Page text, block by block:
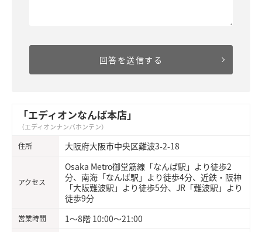
「エディオンなんば本店」
（エディオンナンバホンテン）
住所 大阪府大阪市中央区難波3-2-18
アクセス
Osaka Metro御堂筋線「なんば駅」より徒歩2
分、南海「なんば駅」より徒歩4分、近鉄・阪神
「大阪難波駅」より徒歩5分、JR「難波駅」より
徒歩9分
営業時間 1〜8階 10:00〜21:00